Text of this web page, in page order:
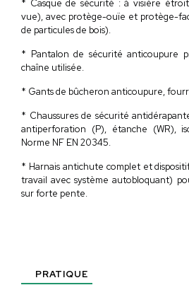
* Casque de sécurité : à visière
vue), avec protège-ouïe et protège-
de particules de bois).
* Pantalon de sécurité anticoupure
chaîne utilisée.
* Gants de bûcheron anticoupure,
* Chaussures de sécurité
antiperforation (P), étanche (WR),
Norme NF EN 20345.
* Harnais antichute complet et
travail avec système autobloquant)
sur forte pente.
PRATIQUE